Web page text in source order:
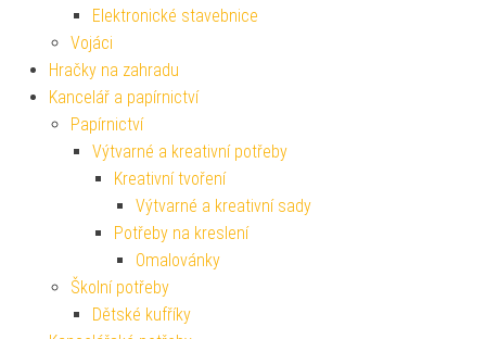
Elektronické stavebnice
Vojáci
Hračky na zahradu
Kancelář a papírnictví
Papírnictví
Výtvarné a kreativní potřeby
Kreativní tvoření
Výtvarné a kreativní sady
Potřeby na kreslení
Omalovánky
Školní potřeby
Dětské kufříky